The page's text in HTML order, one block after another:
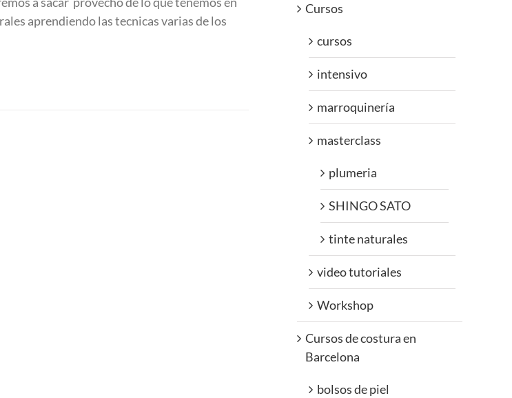
aprendiendo las tecnicas varias de los
Cursos
cursos
intensivo
marroquinería
masterclass
plumeria
SHINGO SATO
tinte naturales
video tutoriales
Workshop
Cursos de costura en
Barcelona
bolsos de piel